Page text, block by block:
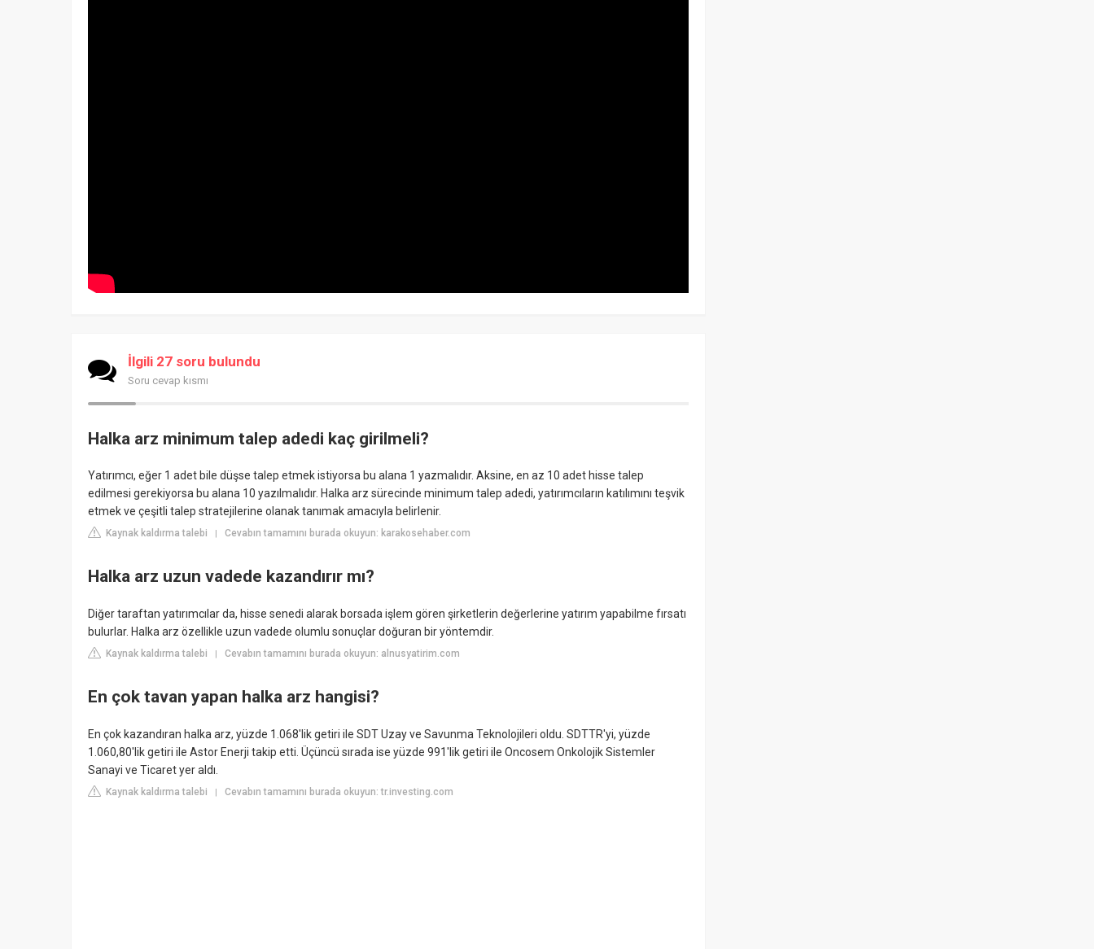
İlgili 27 soru bulundu
Soru cevap kısmı
Halka arz minimum talep adedi kaç girilmeli?
Yatırımcı, eğer 1 adet bile düşse talep etmek istiyorsa bu alana 1 yazmalıdır. Aksine, en az 10 adet hisse talep
edilmesi gerekiyorsa bu alana 10 yazılmalıdır. Halka arz sürecinde minimum talep adedi, yatırımcıların katılımını teşvik
etmek ve çeşitli talep stratejilerine olanak tanımak amacıyla belirlenir.
Kaynak kaldırma talebi | Cevabın tamamını burada okuyun: karakosehaber.com
Halka arz uzun vadede kazandırır mı?
Diğer taraftan yatırımcılar da, hisse senedi alarak borsada işlem gören şirketlerin değerlerine yatırım yapabilme fırsatı
bulurlar. Halka arz özellikle uzun vadede olumlu sonuçlar doğuran bir yöntemdir.
Kaynak kaldırma talebi | Cevabın tamamını burada okuyun: alnusyatirim.com
En çok tavan yapan halka arz hangisi?
En çok kazandıran halka arz, yüzde 1.068'lik getiri ile SDT Uzay ve Savunma Teknolojileri oldu. SDTTR'yi, yüzde
1.060,80'lik getiri ile Astor Enerji takip etti. Üçüncü sırada ise yüzde 991'lik getiri ile Oncosem Onkolojik Sistemler
Sanayi ve Ticaret yer aldı.
Kaynak kaldırma talebi | Cevabın tamamını burada okuyun: tr.investing.com